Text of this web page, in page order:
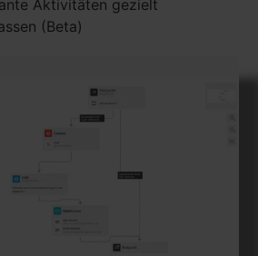
Aktivitäten gezielt
(Beta)